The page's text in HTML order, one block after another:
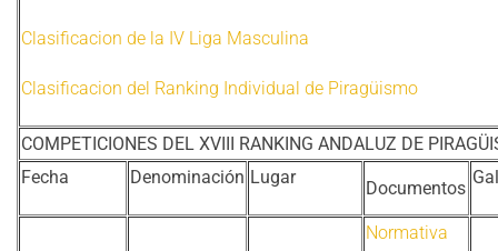
Clasificacion de la IV Liga Masculina
Clasificacion del Ranking Individual de Piragüismo
COMPETICIONES DEL XVIII RANKING ANDALUZ DE
Fecha
Denominación Lugar
Documentos
Normativa